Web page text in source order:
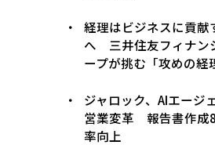
経理はビジネスに貢献
へ 三井住友フィナン
ープが挑む「攻めの経
ジャロック、AIエージ
営業変革 報告書作成
率向上